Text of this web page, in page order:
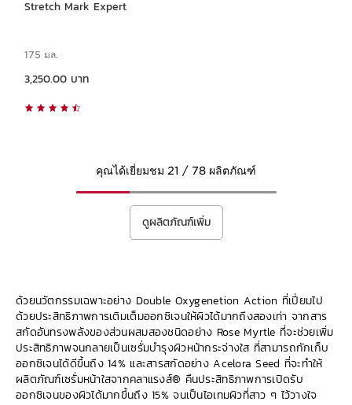
Stretch Mark Expert
175 มล.
3,250.00 บาท
คุณได้เยี่ยมชม 21 / 78 ผลิตภัณฑ์
ดูผลิตภัณฑ์เพิ่ม
ด้วยนวัตกรรมเฉพาะอย่าง Double Oxygenetion Action ที่เปี่ยมไป
ด้วยประสิทธิภาพการเติมเต็มออกซิเจนให้ผิวได้มากถึงสองเท่า จากสาร
สกัดอันทรงพลังของส่วนผสมสองชนิดอย่าง Rose Myrtle ที่จะช่วยเพิ่ม
ประสิทธิภาพจนกลายเป็นเซรั่มบำรุงผิวหน้ากระจ่างใส ที่สามารถกักเก็บ
ออกซิเจนได้ดีขึ้นถึง 14% และสารสกัดอย่าง Acelora Seed ที่จะทำให้
ผลิตภัณฑ์เซรั่มหน้าใสจากคลาแรงส์® คืนประสิทธิภาพการเปิดรับ
ออกซิเจนของผิวได้มากขึ้นถึง 15% จนเป็นไอเทมผิวที่สาว ๆ ไว้วางใจ